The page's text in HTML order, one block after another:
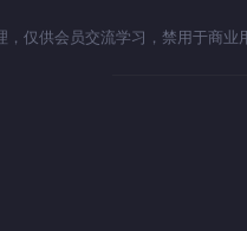
仅供会员交流学习，禁用于商业